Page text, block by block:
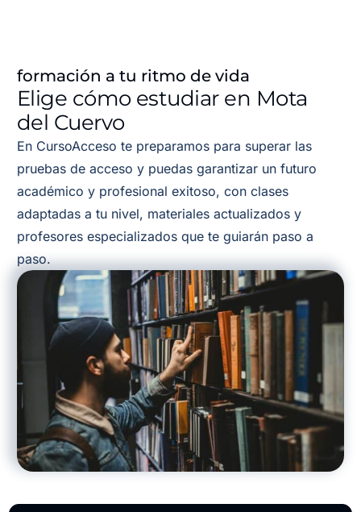
formación a tu ritmo de vida
Elige cómo estudiar en Mota
del Cuervo
En CursoAcceso te preparamos para superar las
pruebas de acceso y puedas garantizar un futuro
académico y profesional exitoso, con clases
adaptadas a tu nivel, materiales actualizados y
profesores especializados que te guiarán paso a
paso.